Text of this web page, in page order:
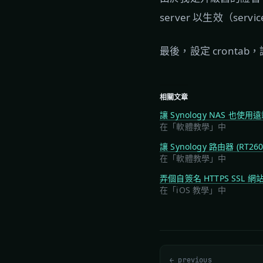
server 以生效（
最後，設定 crontab
相關文章
讓 Synology NAS 也使用
在「軟體教學」中
讓 Synology 路由器
在「軟體教學」中
弄個自簽名 HTTPS SSL 網
在「iOS 教學」中
← previous